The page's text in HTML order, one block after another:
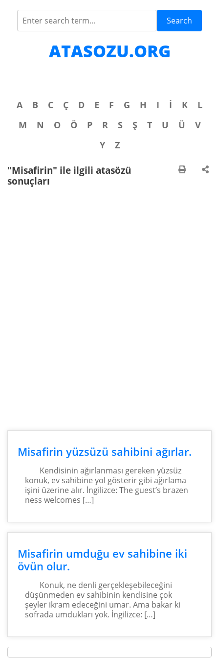
Search
ATASOZU.ORG
A B C Ç D E F G H I İ K
L
M
N O Ö P R S Ş T U Ü
V
Y
Z
"Misafirin" ile ilgili atasözü
sonuçları
Misafirin yüzsüzü sahibini ağırlar.
Kendisinin ağırlanması gereken yüzsüz
konuk, ev sahibine yol gösterir gibi ağırlama
işini üzerine alır. İngilizce: The guest’s brazen
ness welcomes […]
Misafirin umduğu ev sahibine iki
övün olur.
Konuk, ne denli gerçekleşebileceğini
düşünmeden ev sahibinin kendisine çok
şeyler ikram edeceğini umar. Ama bakar ki
sofrada umdukları yok. İngilizce: […]